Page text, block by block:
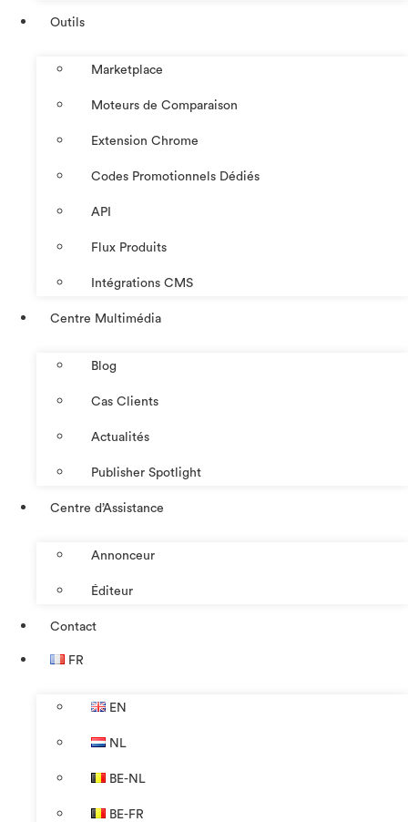
Outils
Marketplace
Moteurs de Comparaison
Extension Chrome
Codes Promotionnels Dédiés
API
Flux Produits
Intégrations CMS
Centre Multimédia
Blog
Cas Clients
Actualités
Publisher Spotlight
Centre d’Assistance
Annonceur
Éditeur
Contact
FR
EN
NL
BE-NL
BE-FR